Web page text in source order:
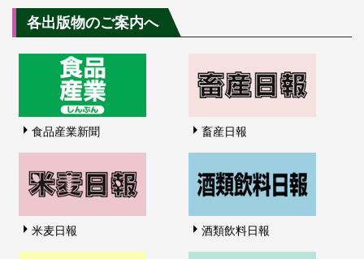
各出版物のご案内へ
食品産業新聞 畜産日報
米麦日報 酒類飲料日報